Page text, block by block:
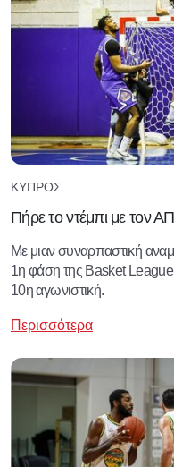
ΚΎΠΡΟΣ
Πήρε το ντέμπι με τον
Με μιαν συναρπαστική
1η φάση της Basket League
10η αγωνιστική.
Περισσότερα